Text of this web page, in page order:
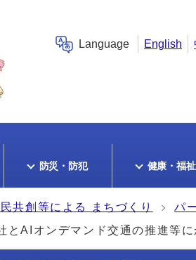
Language English
防災・防犯 健康・福祉
共創等による まちづくり
パ
とAIオンデマンド交通の推進等